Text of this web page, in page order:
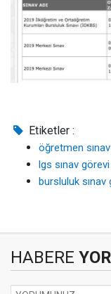
Etiketler :
öğretmen
lgs sınav görevi
bursluluk sınav
HABERE